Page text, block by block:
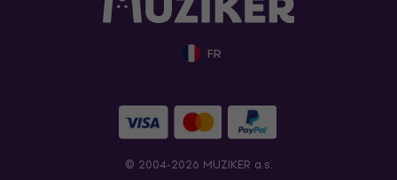
FR
© 2004-2026 MUZIKER a.s.